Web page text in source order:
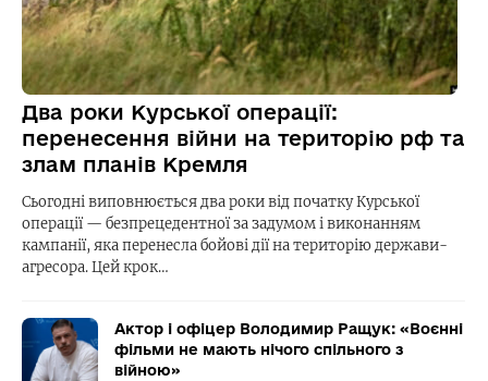
Два роки Курської операції:
перенесення війни на територію рф та
злам планів Кремля
Сьогодні виповнюється два роки від початку Курської
операції — безпрецедентної за задумом і виконанням
кампанії, яка перенесла бойові дії на територію держави-
агресора. Цей крок…
Актор і офіцер Володимир Ращук: «Воєнні
фільми не мають нічого спільного з
війною»